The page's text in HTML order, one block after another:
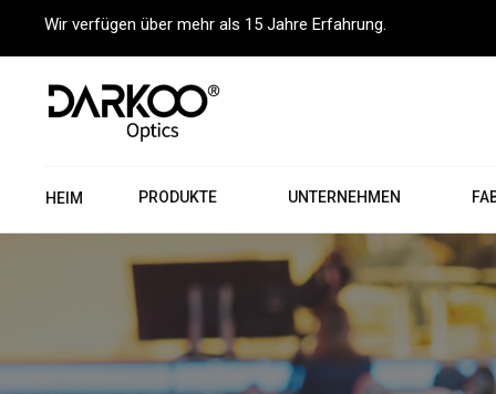
Wir verfügen über mehr als 15 Jahre Erfahrung.
HEIM PRODUKTE UNTERNEHMEN